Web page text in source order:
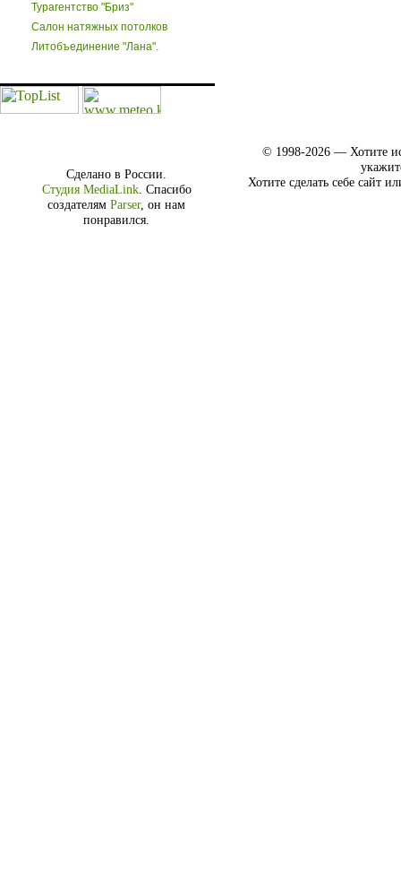
Турагентство "Бриз"
Салон натяжных потолков
Литобъединение "Лана".
Сделано в России.
Студия MediaLink. Спасибо
создателям Parser, он нам
понравился.
© 1998-2026 — Хотите
Хотите сделать себе сайт